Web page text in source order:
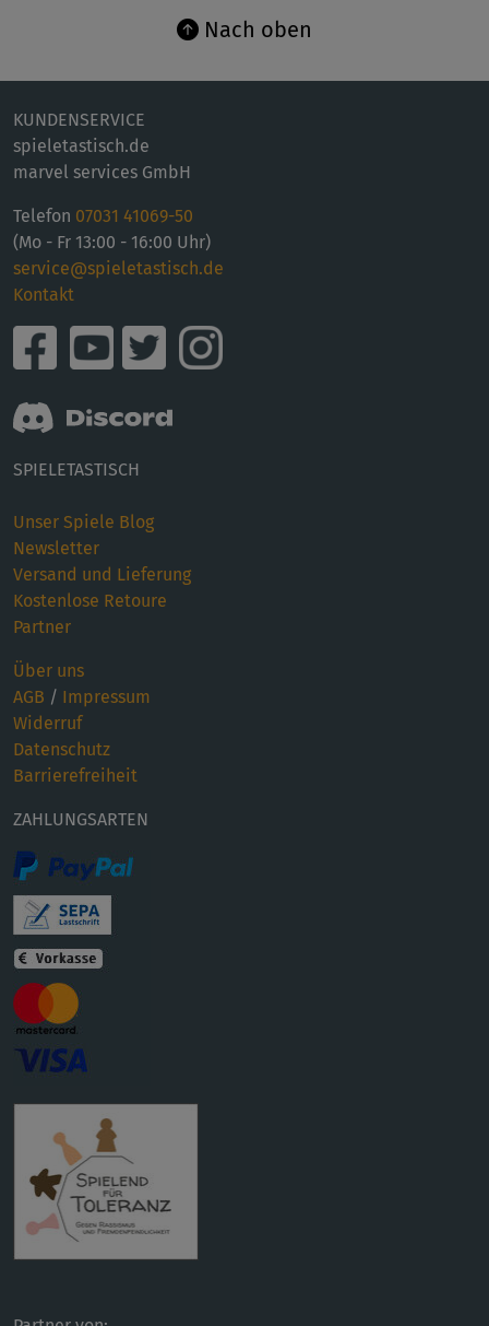
Nach oben
KUNDENSERVICE
spieletastisch.de
marvel services GmbH
Telefon 07031 41069-50
(Mo - Fr 13:00 - 16:00 Uhr)
service@spieletastisch.de
Kontakt
SPIELETASTISCH
Unser Spiele Blog
Newsletter
Versand und Lieferung
Kostenlose Retoure
Partner
Über uns
AGB / Impressum
Widerruf
Datenschutz
Barrierefreiheit
ZAHLUNGSARTEN